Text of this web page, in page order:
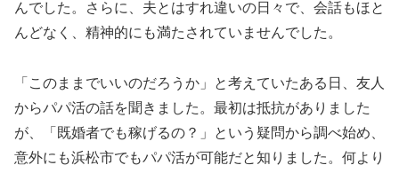
んでした。さらに、夫とはすれ違いの日々で、会話もほと
んどなく、精神的にも満たされていませんでした。
「このままでいいのだろうか」と考えていたある日、友人
からパパ活の話を聞きました。最初は抵抗がありました
が、「既婚者でも稼げるの？」という疑問から調べ始め、
意外にも浜松市でもパパ活が可能だと知りました。何より